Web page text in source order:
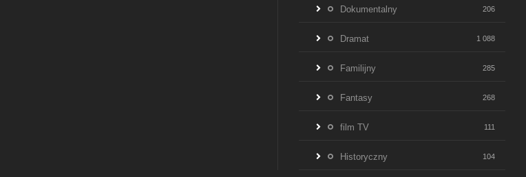
Dokumentalny 206
Dramat 1 088
Familijny 285
Fantasy 268
film TV 111
Historyczny 104